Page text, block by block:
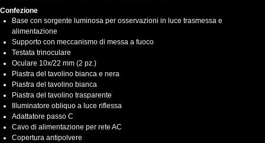
Confezione
Base con sorgente luminosa per osservazioni in luce trasmessa e
alimentazione
Supporto con meccanismo di messa a fuoco
Testata trinoculare
Oculare 10x/22 mm (2 pz.)
Piastra del tavolino bianca e nera
Piastra del tavolino bianca
Piastra del tavolino trasparente
Illuminatore obliquo a luce riflessa
Adattatore passo C
Cavo di alimentazione per rete AC
Copertura antipolvere